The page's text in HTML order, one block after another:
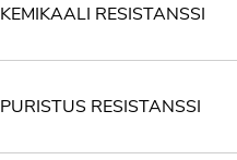
KEMIKAALI RESISTANSSI
PURISTUS RESISTANSSI